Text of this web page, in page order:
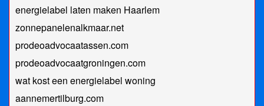
energielabel laten maken Haarlem
zonnepanelenalkmaar.net
prodeoadvocaatassen.com
prodeoadvocaatgroningen.com
wat kost een energielabel woning
aannemertilburg.com